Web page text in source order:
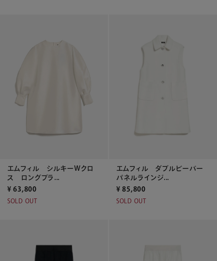
エムフィル シルキーWクロ
ス ロングブラ...
¥ 63,800
SOLD OUT
エムフィル ダブルビーバー
パネルラインジ...
¥ 85,800
SOLD OUT